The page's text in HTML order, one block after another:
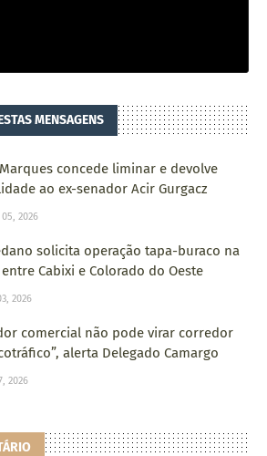
MENSAGENS
concede liminar e devolve
ao ex-senador Acir Gurgacz
2026
solicita operação tapa-buraco na
entre Cabixi e Colorado do Oeste
2026
comercial não pode virar corredor
alerta Delegado Camargo
2026